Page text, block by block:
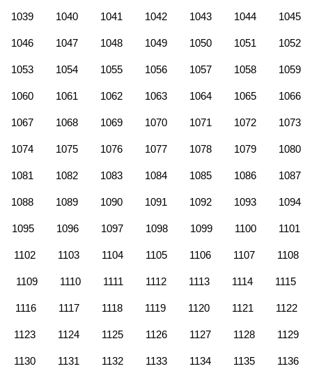
1039 1040 1041 1042 1043 1044 1045
1046 1047 1048 1049 1050 1051 1052
1053 1054 1055 1056 1057 1058 1059
1060 1061 1062 1063 1064 1065 1066
1067 1068 1069 1070 1071 1072 1073
1074 1075 1076 1077 1078 1079 1080
1081 1082 1083 1084 1085 1086 1087
1088 1089 1090 1091 1092 1093 1094
1095 1096 1097 1098 1099 1100 1101
1102 1103 1104 1105 1106 1107 1108
1109 1110 1111 1112 1113 1114 1115
1116 1117 1118 1119 1120 1121 1122
1123 1124 1125 1126 1127 1128 1129
1130 1131 1132 1133 1134 1135 1136